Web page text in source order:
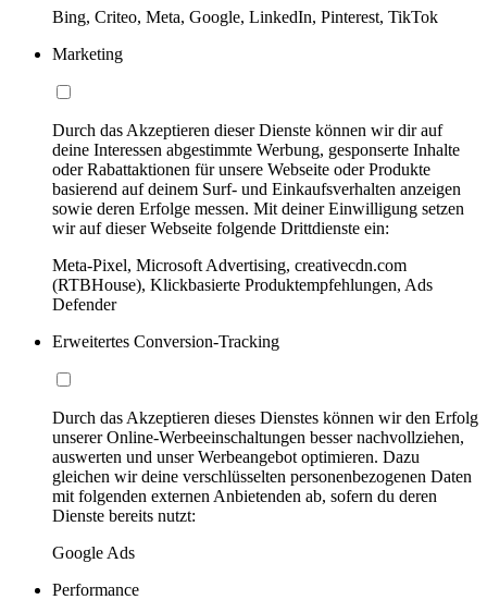
Bing, Criteo, Meta, Google, LinkedIn, Pinterest, TikTok
Marketing
Durch das Akzeptieren dieser Dienste können wir dir auf
deine Interessen abgestimmte Werbung, gesponserte Inhalte
oder Rabattaktionen für unsere Webseite oder Produkte
basierend auf deinem Surf- und Einkaufsverhalten anzeigen
sowie deren Erfolge messen. Mit deiner Einwilligung setzen
wir auf dieser Webseite folgende Drittdienste ein:
Meta-Pixel, Microsoft Advertising, creativecdn.com
(RTBHouse), Klickbasierte Produktempfehlungen, Ads
Defender
Erweitertes Conversion-Tracking
Durch das Akzeptieren dieses Dienstes können wir den Erfolg
unserer Online-Werbeeinschaltungen besser nachvollziehen,
auswerten und unser Werbeangebot optimieren. Dazu
gleichen wir deine verschlüsselten personenbezogenen Daten
mit folgenden externen Anbietenden ab, sofern du deren
Dienste bereits nutzt:
Google Ads
Performance